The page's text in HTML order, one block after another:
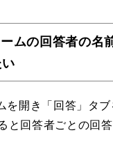
ムの回答者の名
開き「回答」タブ
と回答者ごとの回